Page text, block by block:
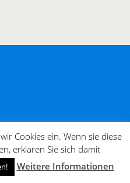
Cookies ein. Wenn sie diese
erklären Sie sich damit
Weitere Informationen